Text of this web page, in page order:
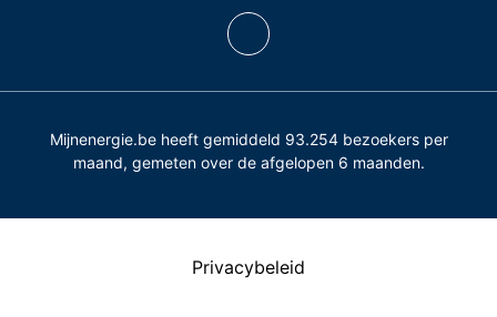
Mijnenergie.be heeft gemiddeld 93.254 bezoekers per
maand, gemeten over de afgelopen 6 maanden.
Privacybeleid